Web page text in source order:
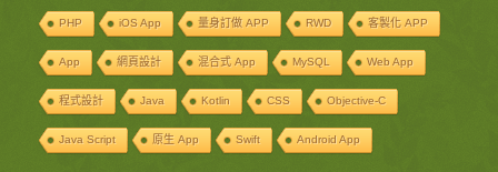
PHP iOS App 量身訂做 APP RWD 客製化 APP
App 網頁設計 混合式 App MySQL Web App
程式設計 Java Kotlin CSS Objective-C
Java Script 原生 App Swift Android App